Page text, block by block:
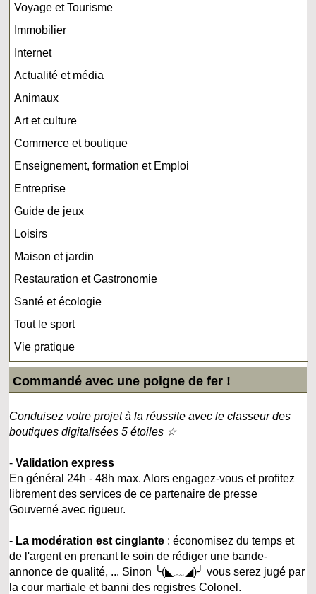
Voyage et Tourisme
Immobilier
Internet
Actualité et média
Animaux
Art et culture
Commerce et boutique
Enseignement, formation et Emploi
Entreprise
Guide de jeux
Loisirs
Maison et jardin
Restauration et Gastronomie
Santé et écologie
Tout le sport
Vie pratique
Commandé avec une poigne de fer !
Conduisez votre projet à la réussite avec le classeur des
boutiques digitalisées 5 étoiles ☆
-Validation express
En général 24h - 48h max. Alors engagez-vous et profitez
librement des services de ce partenaire de presse
Gouverné avec rigueur.
- La modération est cinglante : économisez du temps et
de l'argent en prenant le soin de rédiger une bande-
annonce de qualité, ... Sinon ╰(◣﹏◢)╯ vous serez jugé par
la cour martiale et banni des registres Colonel.